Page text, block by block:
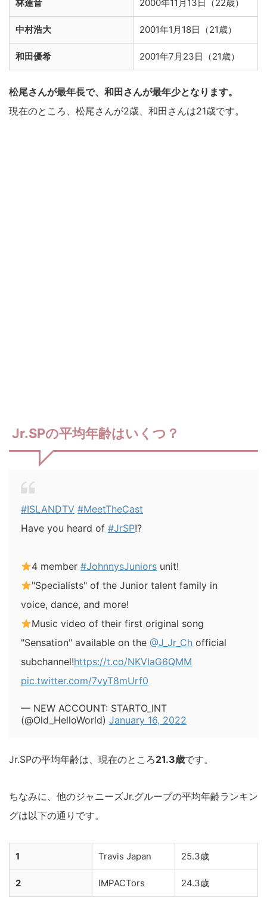
林蓮音 2000年11月13日（22歳）
中村浩大 2001年1月18日（21歳）
和田優希 2001年7月23日（21歳）
松尾さんが最年長で、和田さんが最年少となります。
現在のところ、松尾さんが2歳、和田さんは21歳です。
Jr.SPの平均年齢はいくつ？
#ISLANDTV #MeetTheCast
Have you heard of #JrSP!?
4 member#JohnnysJuniors unit!
"Specialists" of the Junior talent family in
voice, dance, and more!
Music video of their first original song
"Sensation" available on the @J_Jr_Ch official
subchannel!https://t.co/NKVIaG6QMM
pic.twitter.com/7vyT8mUrf0
— NEW ACCOUNT: STARTO_INT
(@Old_HelloWorld) January 16, 2022
Jr.SPの平均年齢は、現在のところ21.3歳です。
ちなみに、他のジャニーズJr.グループの平均年齢ランキン
グは以下の通りです。
1 Travis Japan 25.3歳
2 IMPACTors 24.3歳